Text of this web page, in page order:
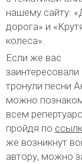
нашему сайту:
дорога» и
колеса».
Если же вас
заинтересовали
тронули песни
можно
всем
пройдя по
же возникнут
автору, можно